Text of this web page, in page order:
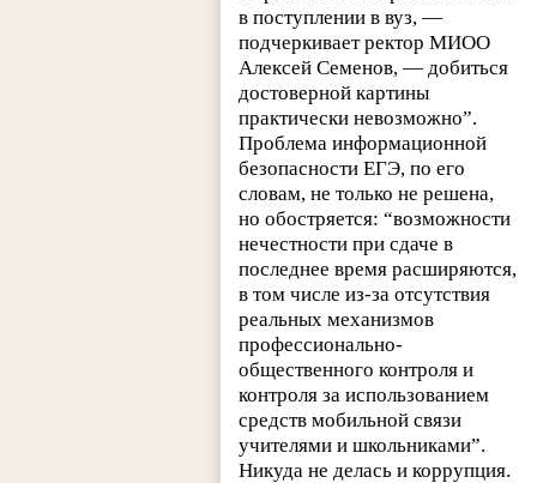
в поступлении в вуз, —
подчеркивает ректор МИОО
Алексей Семенов, — добиться
достоверной картины
практически невозможно”.
Проблема информационной
безопасности ЕГЭ, по его
словам, не только не решена,
но обостряется: “возможности
нечестности при сдаче в
последнее время расширяются,
в том числе из-за отсутствия
реальных механизмов
профессионально-
общественного контроля и
контроля за использованием
средств мобильной связи
учителями и школьниками”.
Никуда не делась и коррупция.